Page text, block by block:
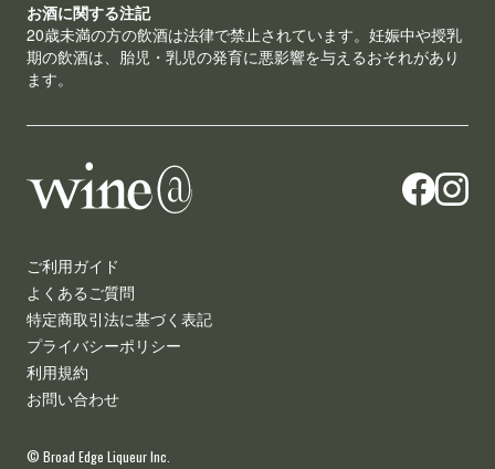
お酒に関する注記
20歳未満の方の飲酒は法律で禁止されています。妊娠中や授乳
期の飲酒は、胎児・乳児の発育に悪影響を与えるおそれがあり
ます。
ご利用ガイド
よくあるご質問
特定商取引法に基づく表記
プライバシーポリシー
利用規約
お問い合わせ
© Broad Edge Liqueur Inc.